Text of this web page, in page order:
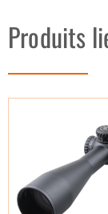
Produits